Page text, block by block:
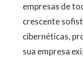
empresas de
crescente
cibernéticas,
sua empresa